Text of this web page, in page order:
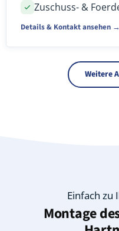
Zuschuss- &
Details & Kontakt ansehen →
Weitere
Einfach
Montage